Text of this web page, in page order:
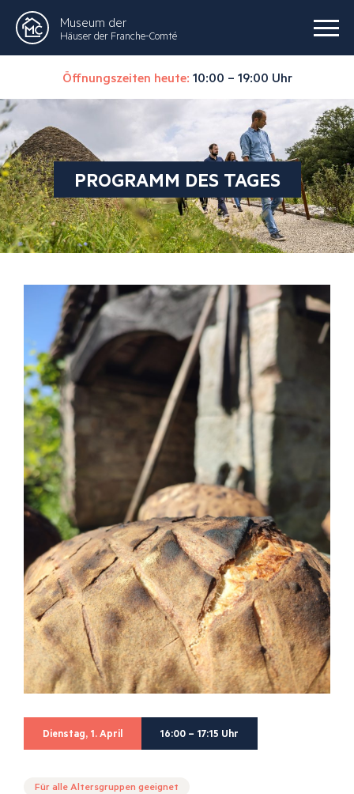
Museum der
Häuser der Franche-Comté
Öffnungszeiten heute: 10:00 – 19:00 Uhr
PROGRAMM DES TAGES
Dienstag, 1. April 16:00 – 17:15 Uhr
Für alle Altersgruppen geeignet